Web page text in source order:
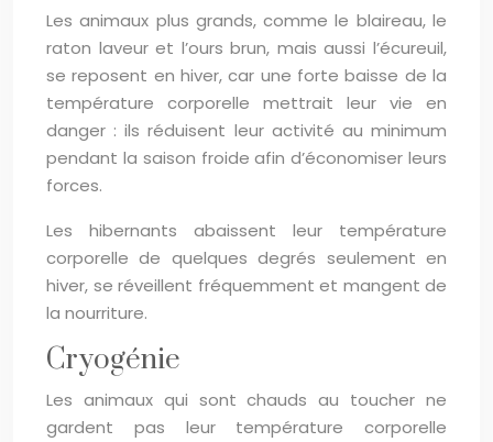
Les animaux plus grands, comme le blaireau, le
raton laveur et l’ours brun, mais aussi l’écureuil,
se reposent en hiver, car une forte baisse de la
température corporelle mettrait leur vie en
danger : ils réduisent leur activité au minimum
pendant la saison froide afin d’économiser leurs
forces.
Les hibernants abaissent leur température
corporelle de quelques degrés seulement en
hiver, se réveillent fréquemment et mangent de
la nourriture.
Cryogénie
Les animaux qui sont chauds au toucher ne
gardent pas leur température corporelle